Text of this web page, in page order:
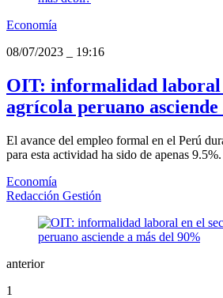
Economía
08/07/2023
19:16
OIT: informalidad laboral
agrícola peruano asciende
El avance del empleo formal en el Perú
para esta actividad ha sido de apenas 9.5%.
Economía
Redacción Gestión
anterior
1